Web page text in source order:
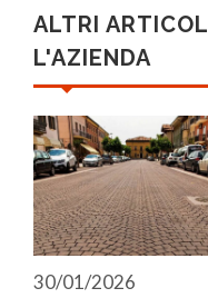
ALTRI
L'AZIENDA
30/01/2026